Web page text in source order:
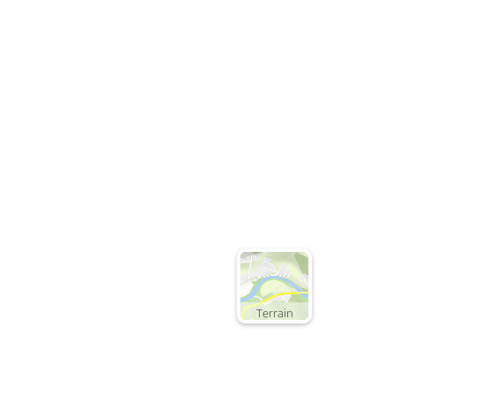
Terrain